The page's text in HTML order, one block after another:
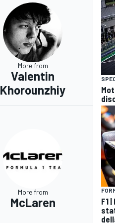
More from
Valentin
Khorounzhiy
More from
McLaren
F1